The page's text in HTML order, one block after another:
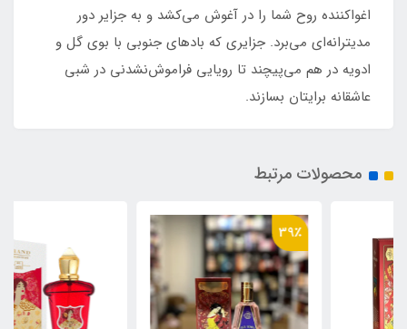
اغواکننده روح شما را در آغوش می‌کشد و به جزایر دور
مدیترانه‌ای می‌برد. جزایری که بادهای جنوبی با بوی گل و
ادویه در هم می‌پیچند تا رویایی فراموش‌نشدنی در شبی
عاشقانه برایتان بسازند.
محصولات مرتبط
39٪